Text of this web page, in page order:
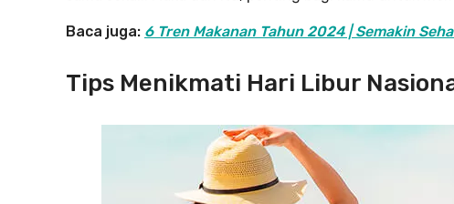
Baca juga: 6 Tren Makanan Tahun 2024 | Semakin
Tips Menikmati Hari Libur